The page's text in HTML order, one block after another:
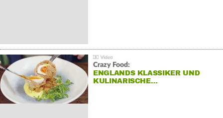
Crazy Food:
ENGLANDS KLASSIKER UND
KULINARISCHE…